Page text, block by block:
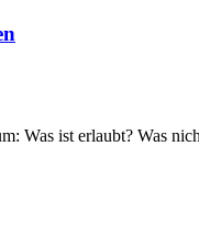
Was ist erlaubt? Was